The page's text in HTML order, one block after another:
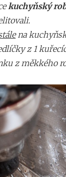
kuchyňský
na
z 1
z měkkého